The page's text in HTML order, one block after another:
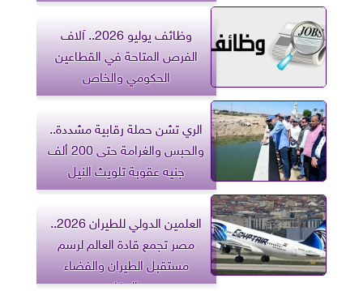
وظائف يوليو 2026.. آلاف
الفرص المتاحة في القطاعين
الحكومي والخاص
الري تشن حملة رقابية مشددة..
والحبس والغرامة حتى 200 ألف
جنيه عقوبة تلويث النيل
العلمين الدولي للطيران 2026..
مصر تجمع قادة العالم لرسم
مستقبل الطيران والفضاء
والدفاع